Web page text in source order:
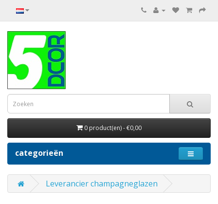
0 product(en) - €0,00
categorieën
Leverancier champagneglazen